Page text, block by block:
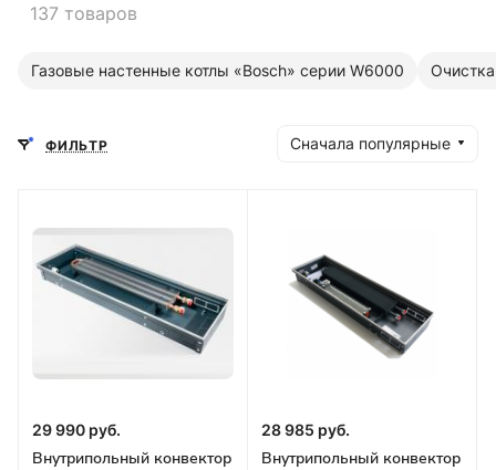
137 товаров
Газовые настенные котлы «Bosch» серии W6000
ФИЛЬТР Сначала популярные
29 990 руб.
Внутрипольный конвектор
28 985 руб.
Внутрипольный конвектор